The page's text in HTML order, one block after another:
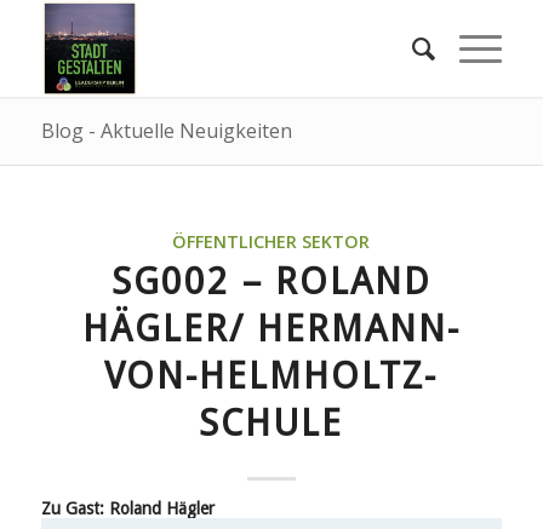
Blog - Aktuelle Neuigkeiten
ÖFFENTLICHER SEKTOR
SG002 – ROLAND
HÄGLER/ HERMANN-
VON-HELMHOLTZ-
SCHULE
Zu Gast: Roland Hägler